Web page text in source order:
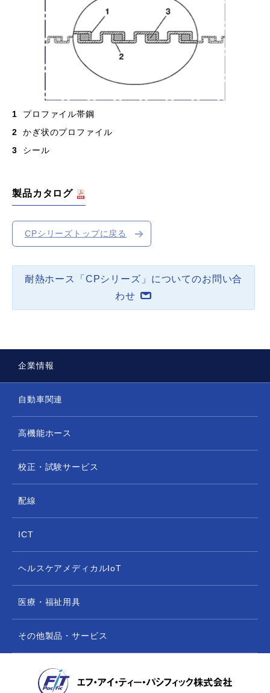
プロファイル帯鋼
かぎ状のプロファイル
シール
製品カタログ
CPシリーズトップに戻る
耐熱ホース「CPシリーズ」についてのお問い合
わせ
企業情報
自動車関連
高機能ホース
校正・試験サービス
配線
ICT
ヘルスケアメディカルIoT
医療・福祉用具
その他製品・サービス